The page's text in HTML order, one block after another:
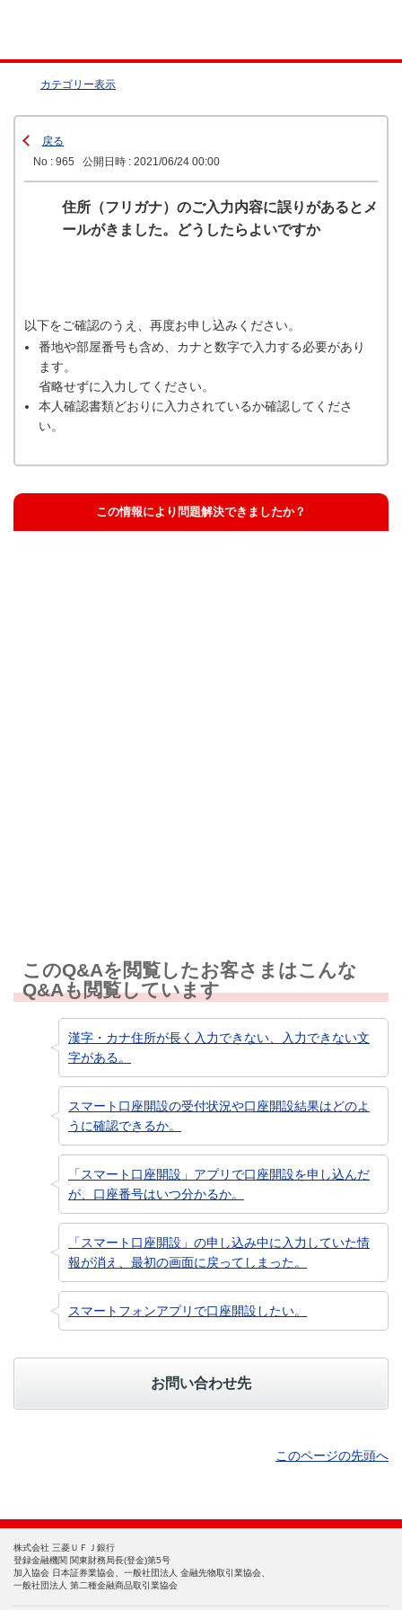
カテゴリー表示
戻る
No : 965
公開日時 : 2021/06/24 00:00
住所（フリガナ）のご入力内容に誤りがあるとメ
ールがきました。どうしたらよいですか
以下をご確認のうえ、再度お申し込みください。
番地や部屋番号も含め、カナと数字で入力する必要があり
ます。
省略せずに入力してください。
本人確認書類どおりに入力されているか確認してくださ
い。
この情報により問題解決できましたか？
このQ&Aを閲覧したお客さまはこんな
Q&Aも閲覧しています
漢字・カナ住所が長く入力できない、入力できない文
字がある。
スマート口座開設の受付状況や口座開設結果はどのよ
うに確認できるか。
「スマート口座開設」アプリで口座開設を申し込んだ
が、口座番号はいつ分かるか。
「スマート口座開設」の申し込み中に入力していた情
報が消え、最初の画面に戻ってしまった。
スマートフォンアプリで口座開設したい。
お問い合わせ先
このページの先頭へ
株式会社 三菱ＵＦＪ銀行
登録金融機関 関東財務局長(登金)第5号
加入協会 日本証券業協会、一般社団法人 金融先物取引業協会、
一般社団法人 第二種金融商品取引業協会